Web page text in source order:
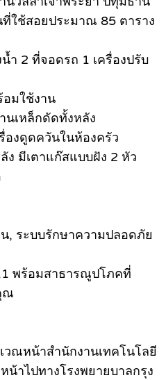
ใช้สอยประมาณ 85 ตาราง
ำ 2 ที่จอดรถ 1 เครื่องปรับ
มใช้งาน
เหล็กดัดทั้งหลัง
องดูดควันในห้องครัว
ง มีเตาแก๊สแบบฝัง 2 หัว
, ระบบรักษาความปลอดภัย
พร้อมสาธารณูปโภคที่
ณ
ณหน้าสำนักงานเทคโนโลยี
าไปทางโรงพยายบาลกรุง